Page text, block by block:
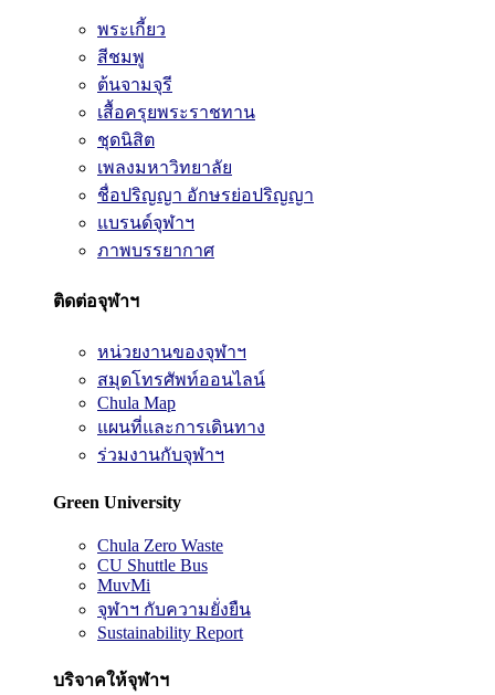
พระเกี้ยว
สีชมพู
ต้นจามจุรี
เสื้อครุยพระราชทาน
ชุดนิสิต
เพลงมหาวิทยาลัย
ชื่อปริญญา อักษรย่อปริญญา
แบรนด์จุฬาฯ
ภาพบรรยากาศ
ติดต่อจุฬาฯ
หน่วยงานของจุฬาฯ
สมุดโทรศัพท์ออนไลน์
Chula Map
แผนที่และการเดินทาง
ร่วมงานกับจุฬาฯ
Green University
Chula Zero Waste
CU Shuttle Bus
MuvMi
จุฬาฯ กับความยั่งยืน
Sustainability Report
บริจาคให้จุฬาฯ